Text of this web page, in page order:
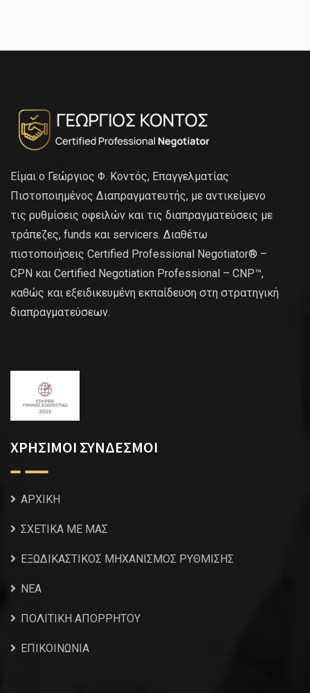
Είμαι ο Γεώργιος Φ. Κοντός, Επαγγελματίας
Πιστοποιημένος Διαπραγματευτής, με αντικείμενο
τις ρυθμίσεις οφειλών και τις διαπραγματεύσεις με
τράπεζες, funds και servicers. Διαθέτω
πιστοποιήσεις Certified Professional Negotiator® –
CPN και Certified Negotiation Professional – CNP™,
καθώς και εξειδικευμένη εκπαίδευση στη στρατηγική
διαπραγματεύσεων.
ΧΡΗΣΙΜΟΙ ΣΥΝΔΕΣΜΟΙ
ΑΡΧΙΚΗ
ΣΧΕΤΙΚΑ ΜΕ ΜΑΣ
ΕΞΩΔΙΚΑΣΤΙΚΟΣ ΜΗΧΑΝΙΣΜΟΣ ΡΥΘΜΙΣΗΣ
NEA
ΠΟΛΙΤΙΚΗ ΑΠΟΡΡΗΤΟΥ
ΕΠΙΚΟΙΝΩΝΙΑ